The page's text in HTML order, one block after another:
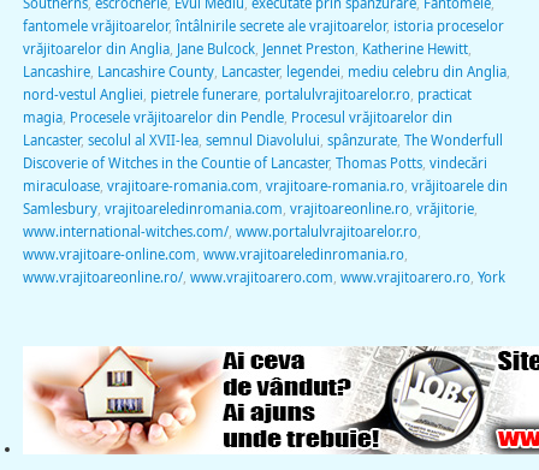
fantomele vrăjitoarelor,întâlnirile secrete ale vrajitoarelor, istoria proceselor
vrăjitoarelor din Anglia, Jane Bulcock, Jennet Preston Katherine Hewitt,
Lancashire, Lancashire County, Lancaster, legendei mediu celebru din Anglia,
nord-vestul Angliei pietrele funerare, portalulvrajitoarelor.ro, practicat
magia, Procesele vrăjitoarelor din Pendle, Procesul vrăjitoarelor din
Lancaster, secolul al XVII-lea, semnul Diavolului spânzurate, The Wonderfull
Discoverie of Witches in the Countie of Lancaster, Thomas Potts, vindecări
miraculoase, vrajitoare-romania.com vrajitoare-romania.ro, vrăjitoarele din
Samlesbury, vrajitoareledinromania.com vrajitoareonline.ro, vrăjitorie,
www.international-witches.com/, www.portalulvrajitoarelor.ro,
www.vrajitoare-online.com www.vrajitoareledinromania.ro,
www.vrajitoareonline.ro/, www.vrajitoarero.com www.vrajitoarero.ro, York